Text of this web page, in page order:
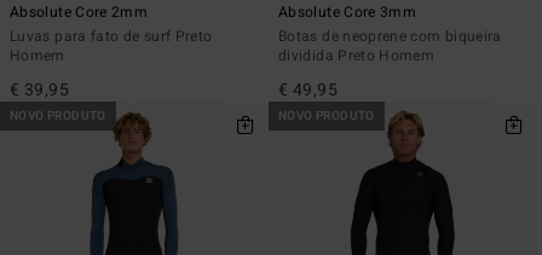
Absolute Core 2mm
Luvas para fato de surf Preto
Homem
€ 39,95
Absolute Core 3mm
Botas de neoprene com biqueira
dividida Preto Homem
€ 49,95
NOVO PRODUTO NOVO PRODUTO